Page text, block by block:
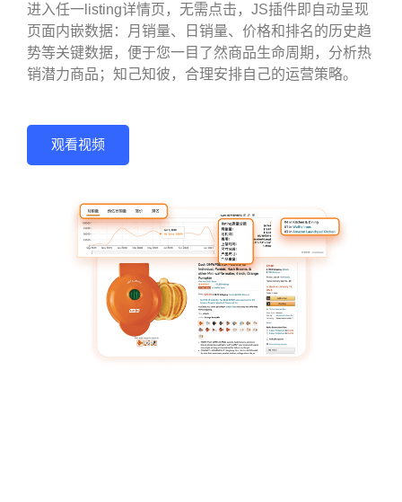
进入任一listing详情页，无需点击，JS插件即自动呈现
页面内嵌数据：月销量、日销量、价格和排名的历史趋
势等关键数据，便于您一目了然商品生命周期，分析热
销潜力商品；知己知彼，合理安排自己的运营策略。
观看视频